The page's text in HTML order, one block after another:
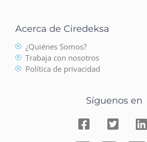
Síguenos en
Acerca de Ciredeksa
¿Quiénes Somos?
Trabaja con nosotros
Política de privacidad